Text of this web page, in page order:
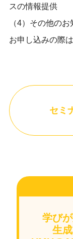
スの情報提供
（4）その他の
お申し込みの際
セミ
学び
生